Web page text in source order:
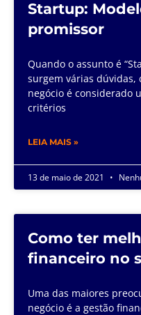
Startup:
promissor
Quando o assunto é
surgem várias dúvidas,
negócio é considerado
critérios
LEIA MAIS »
13 de maio de 2021
Como ter
financeiro no
Uma das maiores
negócio é a gestão